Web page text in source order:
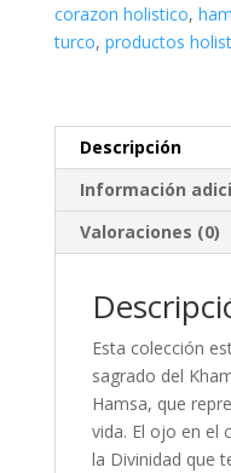
corazon holistico,
turco, productos
Descripción
Información
Valoraciones (0)
Esta colección
sagrado del
Hamsa, que
vida. El ojo en el
la Divinidad que